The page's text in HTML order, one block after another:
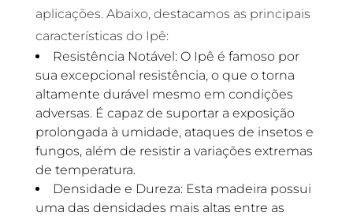
aplicações. Abaixo, destacamos as principais
características do Ipê:
Resistência Notável: O Ipê é famoso por
sua excepcional resistência, o que o torna
altamente durável mesmo em condições
adversas. É capaz de suportar a exposição
prolongada à umidade, ataques de insetos e
fungos, além de resistir a variações extremas
de temperatura.
Densidade e Dureza: Esta madeira possui
uma das densidades mais altas entre as